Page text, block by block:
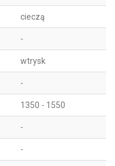
cieczą
-
wtrysk
-
1350 - 1550
-
-